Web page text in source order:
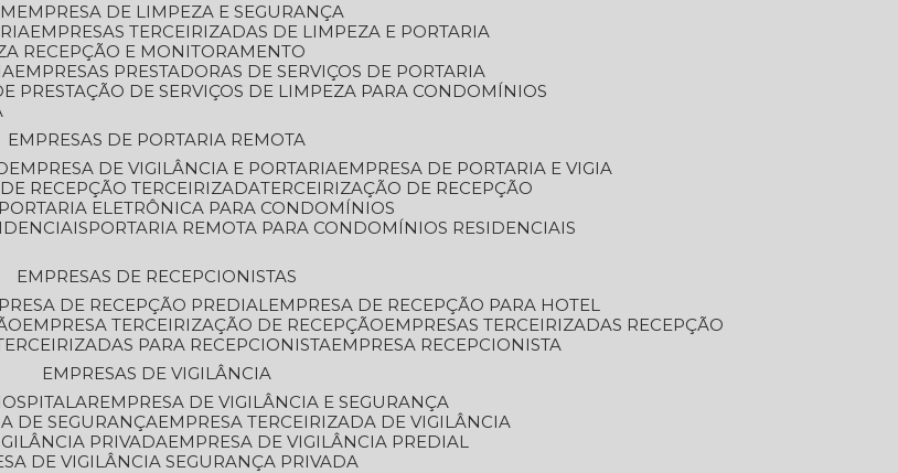
EMPRESA DE LIMPEZA E SEGURANÇA
EMPRESAS TERCEIRIZADAS DE LIMPEZA E PORTARIA
RECEPÇÃO E MONITORAMENTO
EMPRESAS PRESTADORAS DE SERVIÇOS DE PORTARIA
PRESTAÇÃO DE SERVIÇOS DE LIMPEZA PARA CONDOMÍNIOS
EMPRESAS DE PORTARIA REMOTA
EMPRESA DE VIGILÂNCIA E PORTARIA
EMPRESA DE PORTARIA E VIGIA
DE RECEPÇÃO TERCEIRIZADA TERCEIRIZAÇÃO DE RECEPÇÃO
PORTARIA ELETRÔNICA PARA CONDOMÍNIOS
PORTARIA REMOTA PARA CONDOMÍNIOS RESIDENCIAIS
EMPRESAS DE RECEPCIONISTAS
DE RECEPÇÃO PREDIAL
EMPRESA DE RECEPÇÃO PARA HOTEL
EMPRESA TERCEIRIZAÇÃO DE RECEPÇÃO
EMPRESAS TERCEIRIZADAS RECEPÇÃO
TERCEIRIZADAS PARA RECEPCIONISTA
EMPRESA RECEPCIONISTA
EMPRESAS DE VIGILÂNCIA
EMPRESA DE VIGILÂNCIA E SEGURANÇA
DE SEGURANÇA
EMPRESA TERCEIRIZADA DE VIGILÂNCIA
PRIVADA
EMPRESA DE VIGILÂNCIA PREDIAL
DE VIGILÂNCIA SEGURANÇA PRIVADA